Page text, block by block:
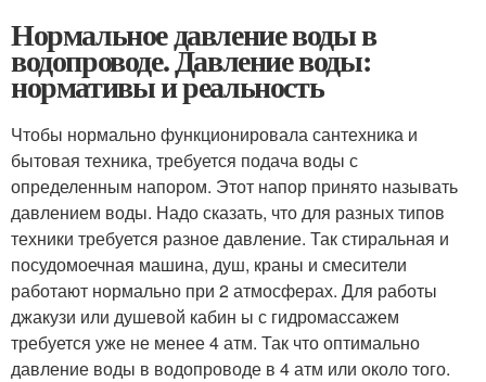
Нормальное давление воды в
водопроводе. Давление воды:
нормативы и реальность
Чтобы нормально функционировала сантехника и
бытовая техника, требуется подача воды с
определенным напором. Этот напор принято называть
давлением воды. Надо сказать, что для разных типов
техники требуется разное давление. Так стиральная и
посудомоечная машина, душ, краны и смесители
работают нормально при 2 атмосферах. Для работы
джакузи или душевой кабин ы с гидромассажем
требуется уже не менее 4 атм. Так что оптимально
давление воды в водопроводе в 4 атм или около того.